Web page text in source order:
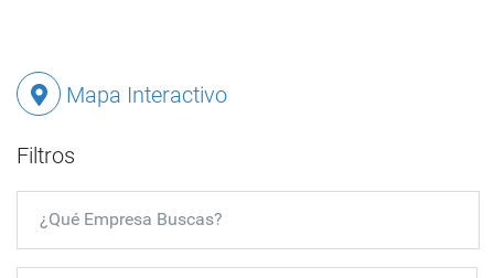
Mapa Interactivo
Filtros